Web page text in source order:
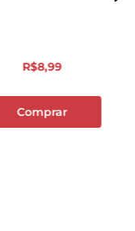
R$8,99
Comprar